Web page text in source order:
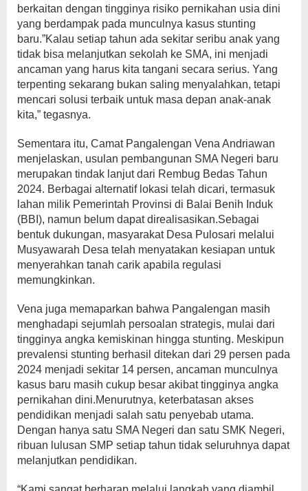
berkaitan dengan tingginya risiko pernikahan usia dini
yang berdampak pada munculnya kasus stunting
baru.”Kalau setiap tahun ada sekitar seribu anak yang
tidak bisa melanjutkan sekolah ke SMA, ini menjadi
ancaman yang harus kita tangani secara serius. Yang
terpenting sekarang bukan saling menyalahkan, tetapi
mencari solusi terbaik untuk masa depan anak-anak
kita,” tegasnya.
Sementara itu, Camat Pangalengan Vena Andriawan
menjelaskan, usulan pembangunan SMA Negeri baru
merupakan tindak lanjut dari Rembug Bedas Tahun
2024. Berbagai alternatif lokasi telah dicari, termasuk
lahan milik Pemerintah Provinsi di Balai Benih Induk
(BBI), namun belum dapat direalisasikan.Sebagai
bentuk dukungan, masyarakat Desa Pulosari melalui
Musyawarah Desa telah menyatakan kesiapan untuk
menyerahkan tanah carik apabila regulasi
memungkinkan.
Vena juga memaparkan bahwa Pangalengan masih
menghadapi sejumlah persoalan strategis, mulai dari
tingginya angka kemiskinan hingga stunting. Meskipun
prevalensi stunting berhasil ditekan dari 29 persen pada
2024 menjadi sekitar 14 persen, ancaman munculnya
kasus baru masih cukup besar akibat tingginya angka
pernikahan dini.Menurutnya, keterbatasan akses
pendidikan menjadi salah satu penyebab utama.
Dengan hanya satu SMA Negeri dan satu SMK Negeri,
ribuan lulusan SMP setiap tahun tidak seluruhnya dapat
melanjutkan pendidikan.